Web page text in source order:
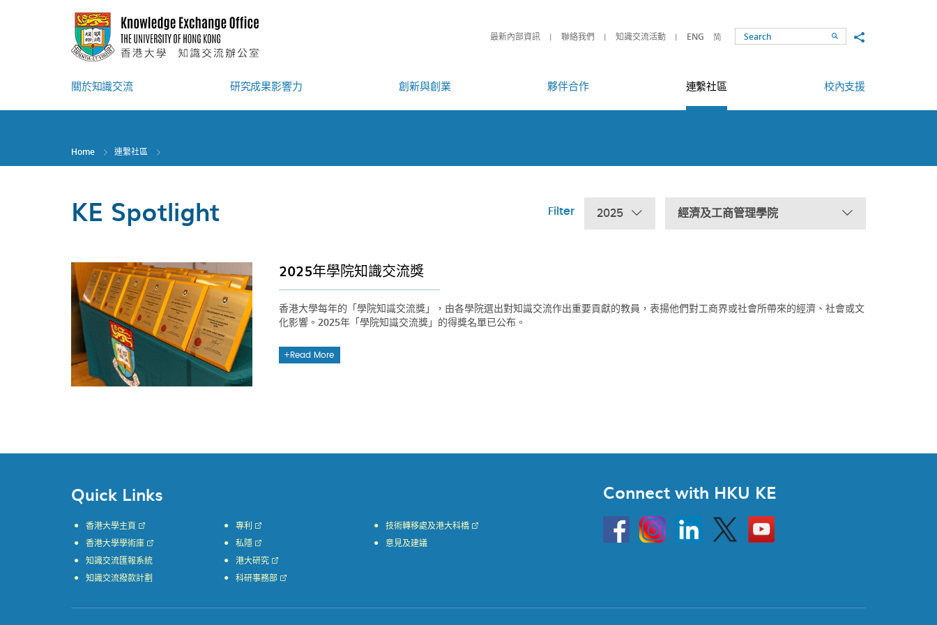
最新內部資訊 聯絡我們 知識交流活動 ENG 简 SearchShare to
關於知識交流 研究成果影響力 創新與創業 夥伴合作 連繫社區 校內支援
Home 連繫社區
KE Spotlight Filter 2025 經濟及工商管理學院
2025年學院知識交流獎
香港大學每年的「學院知識交流獎」，由各學院選出對知識交流作出重要貢獻的教員，表揚他們對工商界或社會所帶來的經濟、社會或文
化影響。2025年「學院知識交流獎」的得獎名單已公布。
Read More
Quick Links
香港大學主頁
香港大學學術庫
知識交流匯報系統
知識交流撥款計劃
專利
私隱
港大研究
科研事務部
技術轉移處及港大科橋
意見及建議
Connect with HKU KE
HKU
InstagramLinkedin Twitter
Go
to
HKU